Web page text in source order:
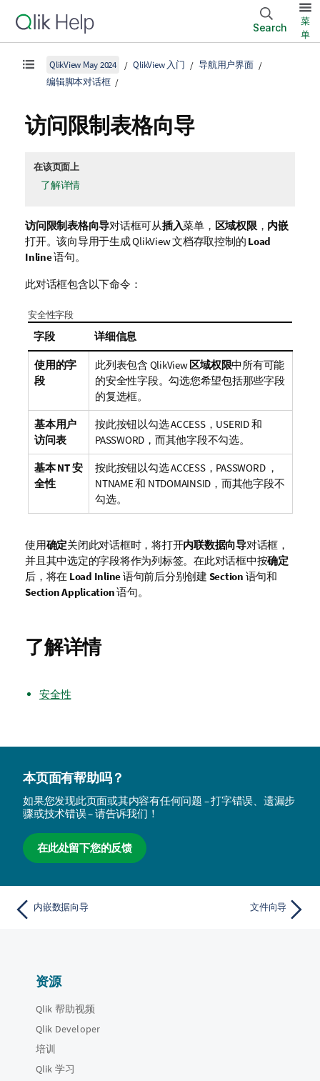
Search
菜
单
QlikView May 2024 QlikView 入门
导航用户界面
编辑脚本对话框
访问限制表格向导
在该页面上
了解详情
访问限制表格向导对话框可从插入菜单， 区域权限， 内嵌
打开。该向导用于生成 QlikView 文档存取控制的 Load
Inline语句。
此对话框包含以下命令：
安全性字段
字段 详细信息
使用的字
段
此列表包含 QlikView区域权限中所有可能
的安全性字段。勾选您希望包括那些字段
的复选框。
基本用户
访问表
按此按钮以勾选 ACCESS，USERID 和
PASSWORD，而其他字段不勾选。
基本 NT 安
全性
按此按钮以勾选 ACCESS，PASSWORD ，
NTNAME 和 NTDOMAINSID，而其他字段不
勾选。
使用确定关闭此对话框时，将打开内联数据向导对话框，
并且其中选定的字段将作为列标签。在此对话框中按确定
后，将在 Load Inline语句前后分别创建 Section 语句和
Section Application语句。
了解详情
安全性
本页面有帮助吗？
如果您发现此页面或其内容有任何问题 – 打字错误、遗漏步
骤或技术错误 – 请告诉我们！
在此处留下您的反馈
内嵌数据向导 文件向导
资源
Qlik 帮助视频
Qlik Developer
培训
Qlik 学习